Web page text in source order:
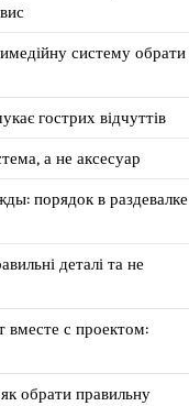
систему обрати
гострих відчуттів
а не аксесуар
порядок в раздевалке
деталі та не
вместе с проектом:
обрати правильну